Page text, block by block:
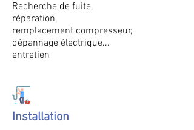
Recherche de fuite,
réparation,
remplacement compresseur,
dépannage électrique...
entretien
Installation